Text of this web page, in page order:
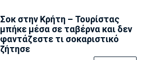
Σοκ στην Κρήτη – Τουρίστας
μπήκε μέσα σε ταβέρνα και δεν
φαντάζεστε τι σοκαριστικό
ζήτησε